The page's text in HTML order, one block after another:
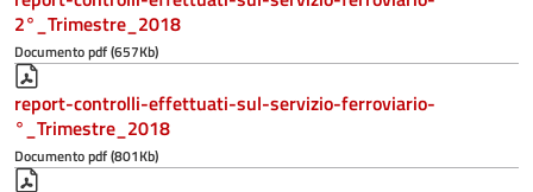
2°_Trimestre_2018
Documento pdf (657Kb)
report-controlli-effettuati-sul-servizio-ferroviario-
°_Trimestre_2018
Documento pdf (801Kb)